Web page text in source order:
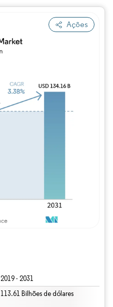
Ações
2019 - 2031
113.61 Bilhões de dólares